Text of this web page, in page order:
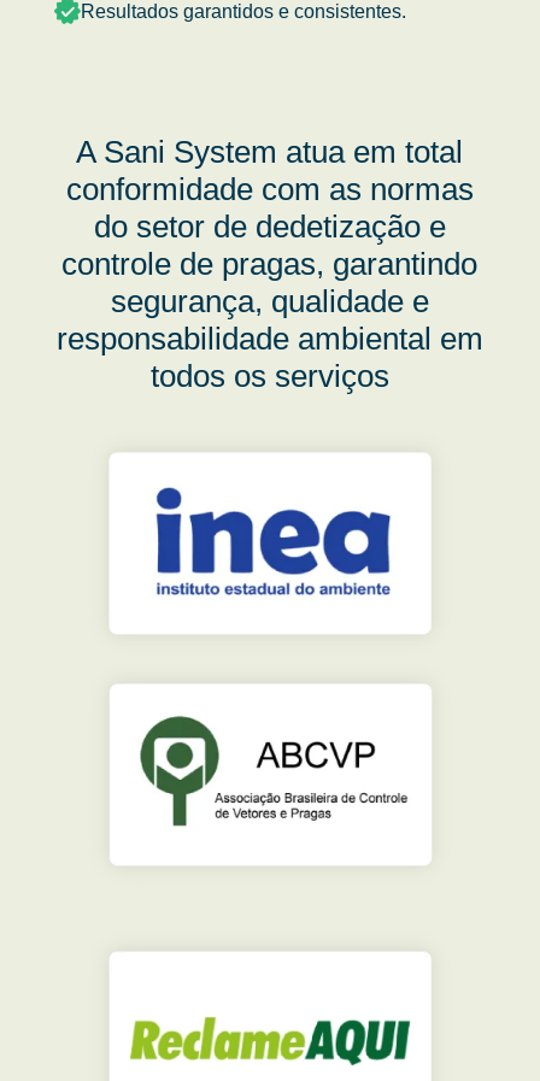
Resultados garantidos e consistentes.
A Sani System atua em total
conformidade com as normas
do setor de dedetização e
controle de pragas, garantindo
segurança, qualidade e
responsabilidade ambiental em
todos os serviços